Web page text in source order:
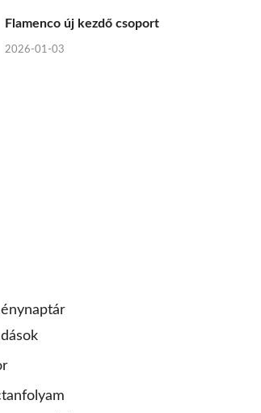
Flamenco új kezdő csoport
2026-01-03